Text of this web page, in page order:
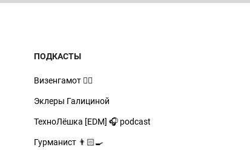
ПОДКАСТЫ
Визенгамот 🧙‍♂️
Эклеры Галициной
ТехноЛёшка [EDM] 🎧 podcast
Гурманист 👨🏻‍🍳